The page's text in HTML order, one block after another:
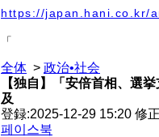
https://japan.hani.co.kr/
「
全体 > 政治•社会
【独自】「安倍首相、選
及
登録:2025-12-29 15:20 修
페이스북